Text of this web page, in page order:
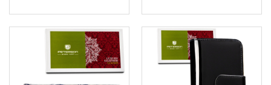
421431-SFL-6280